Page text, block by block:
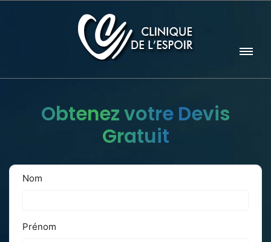
Obtenez votre Devis
Gratuit